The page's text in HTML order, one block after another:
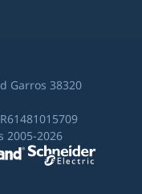
Garros 38320
2005-2026